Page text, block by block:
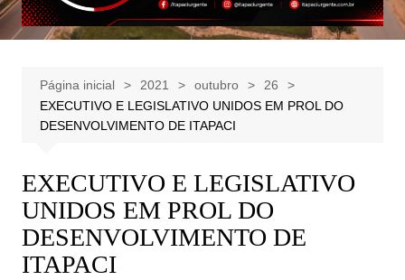
Página inicial 2021 outubro
26
EXECUTIVO E LEGISLATIVO UNIDOS EM PROL DO
DESENVOLVIMENTO DE ITAPACI
EXECUTIVO E LEGISLATIVO
UNIDOS EM PROL DO
DESENVOLVIMENTO DE
ITAPACI